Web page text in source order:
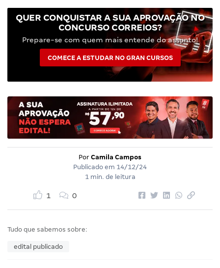
QUER CONQUISTAR A SUA APROVAÇÃO NO
CONCURSO CORREIOS?
Prepare-se com quem mais entende do assunto!
COMECE A ESTUDAR NO GRAN CURSOS
Por Camila Campos
Publicado em 14/12/24
1 min. de leitura
1 0
Tudo que sabemos sobre:
edital publicado